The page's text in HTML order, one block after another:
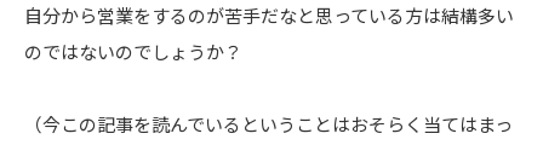
自分から営業をするのが苦手だなと思っている方は結構多い
のではないのでしょうか？
（今この記事を読んでいるということはおそらく当てはまっ